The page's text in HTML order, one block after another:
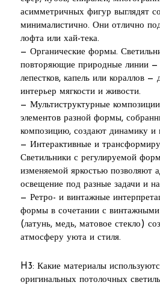
асимметричных фигур выглядят
минималистично. Они отлично
лофта или хай-тека.
— Органические формы.
повторяющие природные линии —
лепестков, капель или кораллов —
интерьер мягкости и живости.
— Мультиструктурные
элементов разной формы,
композицию, создают динамику и
— Интерактивные и
Светильники с регулируемой
изменяемой яркостью позволяют
освещение под разные задачи и
— Ретро- и винтажные
формы в сочетании с
(латунь, медь, матовое стекло)
атмосферу уюта и стиля.
H3: Какие материалы
оригинальных потолочных